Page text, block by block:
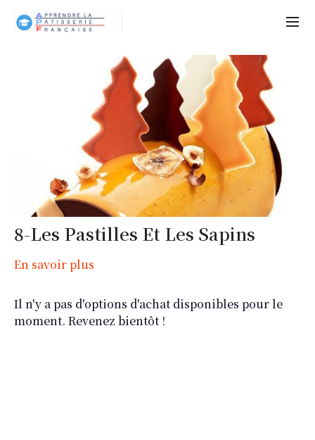
8-Les Pastilles Et Les Sapins
En savoir plus
Il n'y a pas d'options d'achat disponibles pour le
moment. Revenez bientôt !